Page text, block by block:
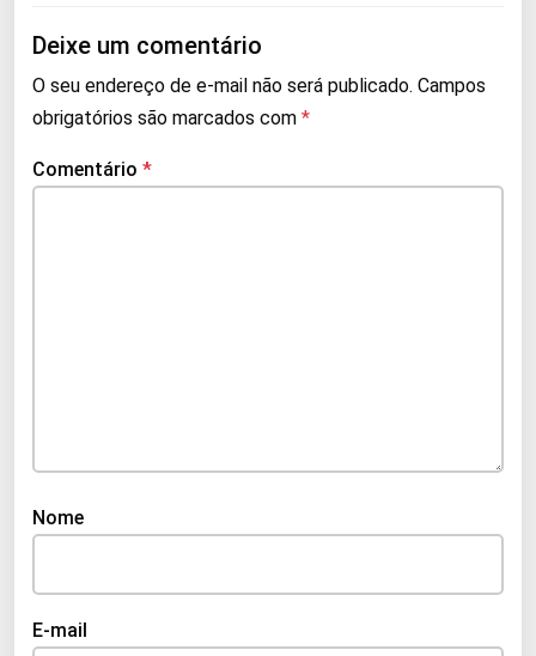
Deixe um comentário
O seu endereço de e-mail não será publicado. Campos
obrigatórios são marcados com *
Comentário *
Nome
E-mail